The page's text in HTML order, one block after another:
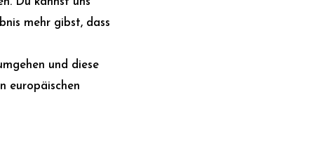
mehr gibst, dass
und diese
europäischen